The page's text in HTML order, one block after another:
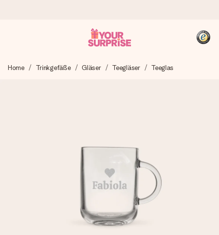
Wir bereiten dein Geschenk sorgfältig vor und schicken es
Unsere Geschenke begeistern. Kunden bewerten uns mit
4,8 bei Google Reviews (Gesamtergebnis aller Länder, in
+49 39292 929695
Montag - Freitag : 8:30 - 17:00 Uhr
Home Trinkgefäße Gläser Teegläser Teeglas